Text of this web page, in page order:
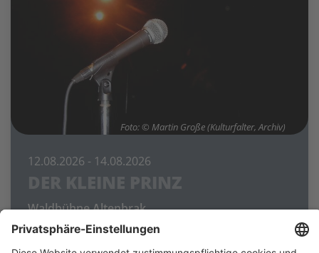
Foto: © Martin Große (Kulturfalter, Archiv)
12.08.2026 - 14.08.2026
Waldbühne Altenbrak
„Die großen Leute haben eine Vorliebe für